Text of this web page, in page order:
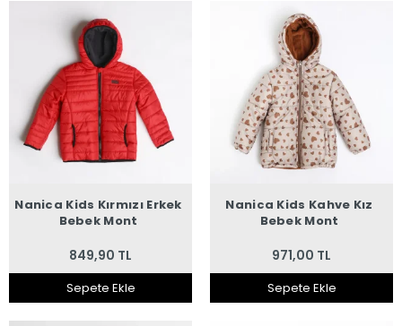
Nanica Kids Kırmızı Erkek
Bebek Mont
849,90 TL
Sepete Ekle
Nanica Kids Kahve Kız
Bebek Mont
971,00 TL
Sepete Ekle